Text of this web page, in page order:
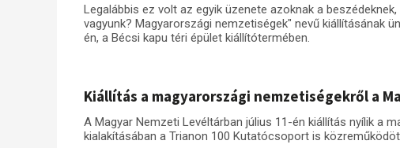
Legalábbis ez volt az egyik üzenete azoknak a
vagyunk? Magyarországi nemzetiségek" nevű kiállításának
én, a Bécsi kapu téri épület kiállítótermében.
Kiállítás a magyarországi nemzetiségekről a
A Magyar Nemzeti Levéltárban július 11-én kiállítás nyílik a
kialakításában a Trianon 100 Kutatócsoport is